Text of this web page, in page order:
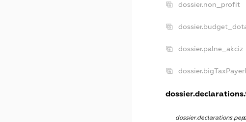
dossier.non_profit
dossier.palne_akciz